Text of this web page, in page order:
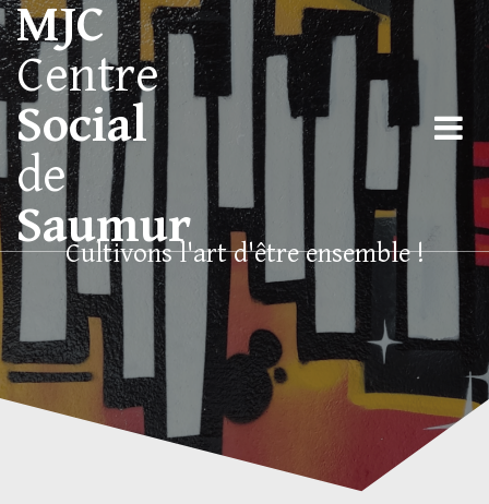
MJC
Centre
Social
de
Saumur
Cultivons l'art d'être ensemble !